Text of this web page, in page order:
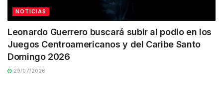
NOTICIAS
Leonardo Guerrero buscará subir al podio en los
Juegos Centroamericanos y del Caribe Santo
Domingo 2026
29/07/2026